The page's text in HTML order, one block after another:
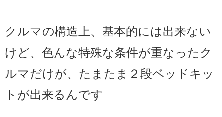
クルマの構造上、基本的には出来ない
けど、色んな特殊な条件が重なったク
ルマだけが、たまたま２段ベッドキッ
トが出来るんです